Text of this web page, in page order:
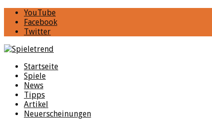
YouTube
Facebook
Twitter
Startseite
Spiele
News
Tipps
Artikel
Neuerscheinungen